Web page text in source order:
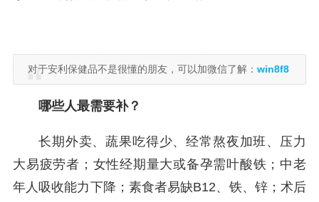
对于安利保健品不是很懂的朋友，可以加微信了解： win8f8
哪些人最需要补？
长期外卖、蔬果吃得少、经常熬夜加班、压力
大易疲劳者；女性经期量大或备孕需叶酸铁；中老
年人吸收能力下降；素食者易缺B12、铁、锌；术后